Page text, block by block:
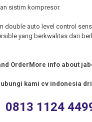
sistim kompresor.
double auto level control
yang berkwalitas dari
OrderMore info about
kami cv indonesia
0813 1124